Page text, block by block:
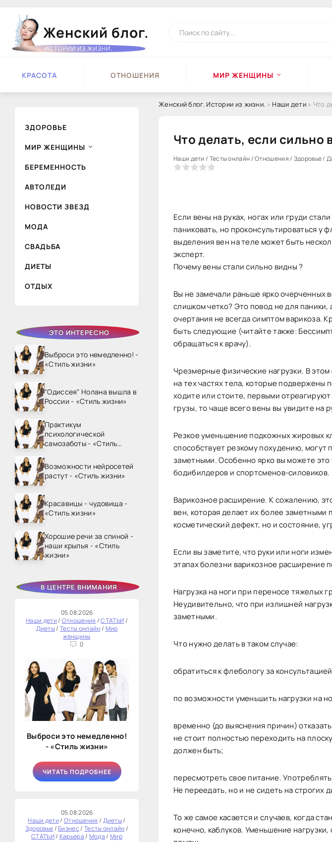
Женский блог.
ИСТОРИИ ИЗ ЖИЗНИ.
КРАСОТА ОТНОШЕНИЯ МИР ЖЕНЩИНЫ
ЗДОРОВЬЕ
МИР ЖЕНЩИНЫ
БЕРЕМЕННОСТЬ
АВТОЛЕДИ
НОВОСТИ ЗВЕЗД
МОДА
СВАДЬБА
ДИЕТЫ
ОТДЫХ
ЭТО ИНТЕРЕСНО
Выброси это немедленно! -
«Стиль жизни»
"Одиссея" Нолана вышла в
России - «Стиль жизни»
Практикум
психологической
самозаботы - «Стиль
Возможности нейросетей
растут - «Стиль жизни»
Красавицы - чудовища -
«Стиль жизни»
Хорошие речи за спиной -
наши крылья - «Стиль
жизни»
В ЦЕНТРЕ ВНИМАНИЯ
05.08.2026
Наши дети/ Отношения /СТАТЬИ/
Диеты/ Тесты онлайн/ Мир
женщины
0
Выброси это немедленно!
- «Стиль жизни»
ЧИТАТЬ ПОДРОБНЕЕ
05.08.2026
Наши дети/ Отношения / Диеты/
Здоровье/Бизнес/ Тесты онлайн/
СТАТЬИ/ Карьера/ Мода/ Мир
Женский блог. Истории из жизни. » Наши дети» Что
Что делать, если сильно
Наши дети / Тесты онлайн / Отношения / Здоровье /
0
Если вены на руках, ногах или груди
паниковать, но проконсультироваться у
выделения вен на теле может быть
эксперт.
Почему вены стали сильно видны ?
Вы не замечали раньше ярко очерченных
слишком четко? Это повод не для паники,
очертания не всегда симптом варикоза.
быть следующие (читайте также:
обращаться к врачу).
Чрезмерные физические нагрузки. В
на тех частях тела, которые
ходите или стоите, первыми
грузы, то чаще всего вены вы увидите на
Резкое уменьшение подкожных жировых
способствует резкому похудению, могут
заметными. Особенно ярко вы можете
бодибилдеров и спортсменов-силовиков.
Варикозное расширение. К сожалению,
вен, которая делает их более заметными
косметический дефект, но и состояние,
Если вы заметите, что руки или ноги
этапах болезни варикозное расширение
Нагрузка на ноги при переносе тяжелых
Неудивительно, что при излишней
заметными.
Что нужно делать в таком случае:
обратиться к флебологу за
по возможности уменьшить нагрузки на
временно (до выяснения причин)
не стоит полностью переходить на
должен быть;
пересмотреть свое питание.
Не переедать, но и не сидеть на строгих
То же самое касается и случаев, когда
конечно, каблуков. Уменьшение